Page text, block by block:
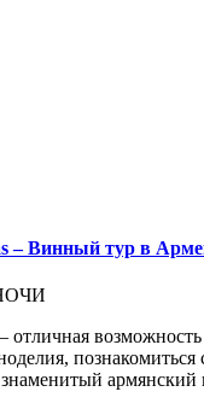
– Винный тур в
возможность
армянский